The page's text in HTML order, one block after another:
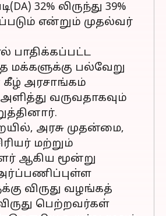
32% லிருந்து 39%
என்றும் முதல்வர்
பாதிக்கப்பட்ட
மக்களுக்கு பல்வேறு
கீழ் அரசாங்கம்
வருவதாகவும்
அரசு முதன்மை,
மற்றும்
ஆகிய மூன்று
அர்ப்பணிப்புள்ள
விருது வழங்கத்
பெற்றவர்கள்